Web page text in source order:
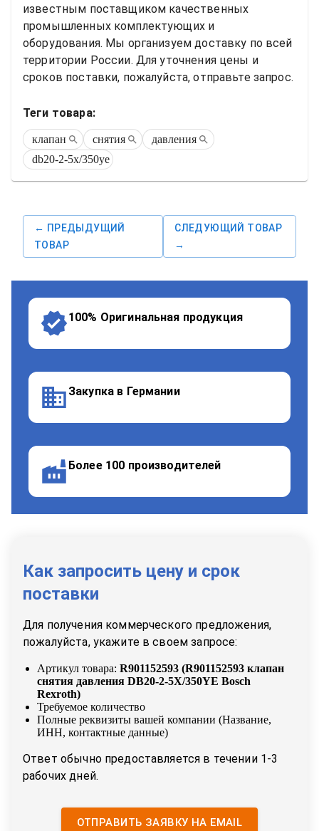
известным поставщиком качественных
промышленных комплектующих и
оборудования. Мы организуем доставку по всей
территории России. Для уточнения цены и
сроков поставки, пожалуйста, отправьте запрос.
Теги товара:
клапан снятия
давления
db20-2-5x/350ye
← ПРЕДЫДУЩИЙ
ТОВАР
СЛЕДУЮЩИЙ ТОВАР
→
100% Оригинальная продукция
Закупка в Германии
Более 100 производителей
Как запросить цену и срок
поставки
Для получения коммерческого предложения,
пожалуйста, укажите в своем запросе:
Артикул товара: R901152593 (R901152593 клапан
снятия давления DB20-2-5X/350YE Bosch
Rexroth)
Требуемое количество
Полные реквизиты вашей компании (Название,
ИНН, контактные данные)
Ответ обычно предоставляется в течении 1-3
рабочих дней.
ОТПРАВИТЬ ЗАЯВКУ НА EMAIL